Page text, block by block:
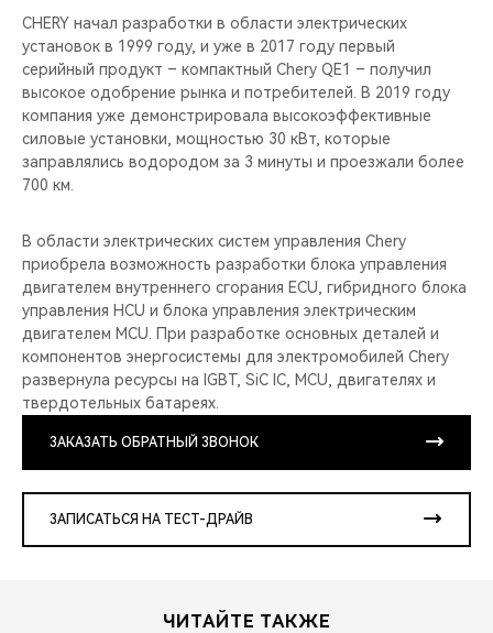
CHERY начал разработки в области электрических
установок в 1999 году, и уже в 2017 году первый
серийный продукт – компактный Chery QE1 – получил
высокое одобрение рынка и потребителей. В 2019 году
компания уже демонстрировала высокоэффективные
силовые установки, мощностью 30 кВт, которые
заправлялись водородом за 3 минуты и проезжали более
700 км.
В области электрических систем управления Chery
приобрела возможность разработки блока управления
двигателем внутреннего сгорания ECU, гибридного блока
управления HCU и блока управления электрическим
двигателем MCU. При разработке основных деталей и
компонентов энергосистемы для электромобилей Chery
развернула ресурсы на IGBT, SiC IC, MCU, двигателях и
твердотельных батареях.
ЗАКАЗАТЬ ОБРАТНЫЙ ЗВОНОК
ЗАПИСАТЬСЯ НА ТЕСТ-ДРАЙВ
ЧИТАЙТЕ ТАКЖЕ